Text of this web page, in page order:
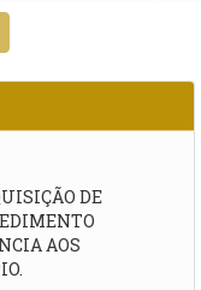
DE
AOS